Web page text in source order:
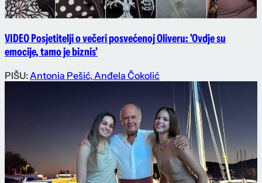
VIDEO Posjetitelji o večeri posvećenoj Oliveru: 'Ovdje su
emocije, tamo je biznis'
PIŠU: Antonia Pešić,Anđela Čokolić